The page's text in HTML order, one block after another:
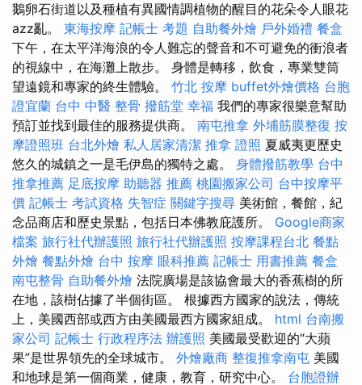
鵝卵石街道以及種植有異國情調植物的醒目的花朵令人眼花
azz亂。 東海按摩 記帳士 考題 自助餐外燴 戶外婚禮 餐盒
下午，在太平洋海浪的令人難忘的聲音和不可避免的衝浪者
的視線中，在海灘上散步。 身體是轉移，飲食，專業雙筒
望遠鏡和專家的終生體驗。 竹北 按摩 buffet外燴價格 台胞
證宜蘭 台中 中醫 整骨 撥筋堂 幸福 我們的專家很樂意幫助
預訂並找到最佳的服務提供商。 南屯推拿 外埔筋膜整復 按
摩證照班 台北外燴 私人居家清潔 推拿 證照 夏威夷更歷史
悠久的城鎮之一是毛伊島的獨特之處。 身體撥筋教學 台中
推拿推薦 足底按摩 助聽器 推薦 桃園搬家公司 台中按摩平
價 記帳士 考試資格 失智症 關鍵字搜尋 美術館，餐館，紀
念品商店和歷史景點，包括日本佛教庇護所。 Google商家
檔案 旅行社代辦護照 旅行社代辦護照 按摩課程台北 餐點
外燴 餐點外燴 台中 按摩 眼科推薦 記帳士 用書推薦 餐盒
南屯整骨 自助餐外燴 法院廣場是該協會最大的香蕉樹的所
在地，該樹佔據了半個街區。 根據西方國家的說法，傳統
上，美國西部或西方由美國最西方國家組成。 html 台南搬
家公司 記帳士 行政程序法 辦護照 美國最受歡迎的“大蘋
果”是世界領先的全球城市。 外燴廠商 整復推拿南屯 美國
和地球是第一個商業，健康，教育，研究中心。 台胞證辦